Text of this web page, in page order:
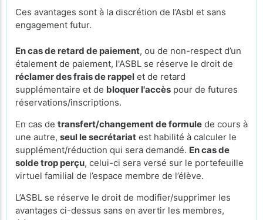
Ces avantages sont à la discrétion de l’Asbl et sans
engagement futur.
En cas de retard de paiement, ou de non-respect d’un
étalement de paiement, l'ASBL se réserve le droit de
réclamer des frais de rappel et de retard
supplémentaire et de bloquer l'accès pour de futures
réservations/inscriptions.
En cas de transfert/changement de formule de cours à
une autre, seul le secrétariat est habilité à calculer le
supplément/réduction qui sera demandé. En cas de
solde trop perçu, celui-ci sera versé sur le portefeuille
virtuel familial de l’espace membre de l’élève.
L’ASBL se réserve le droit de modifier/supprimer les
avantages ci-dessus sans en avertir les membres,